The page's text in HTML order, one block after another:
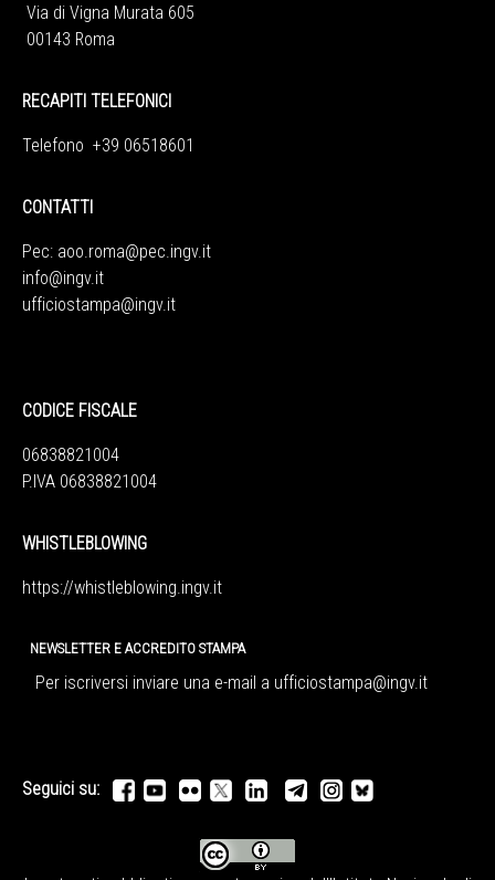
Via di Vigna Murata 605
00143 Roma
RECAPITI TELEFONICI
Telefono +39 06518601
CONTATTI
Pec: aoo.roma@pec.ingv.it
info@ingv.it
ufficiostampa@ingv.it
CODICE FISCALE
06838821004
P.IVA 06838821004
WHISTLEBLOWING
https://whistleblowing.ingv. it
NEWSLETTER E ACCREDITO STAMPA
Per iscriversi inviare una e-mail a ufficiostampa@ingv.it
Seguici su: